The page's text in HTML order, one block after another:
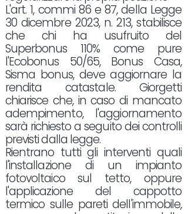
L'art. 1, commi 86 e 87, della Legge
30 dicembre 2023, n. 213, stabilisce
che chi ha usufruito del
Superbonus 110% come pure
l'Ecobonus 50/65, Bonus Casa,
Sisma bonus, deve aggiornare la
rendita catastale. Giorgetti
chiarisce che, in caso di mancato
adempimento, l'aggiornamento
sarà richiesto a seguito dei controlli
previsti dalla legge.
Rientrano tutti gli interventi quali
l'installazione di un impianto
fotovoltaico sul tetto, oppure
l'applicazione del cappotto
termico sulle pareti dell'immobile,